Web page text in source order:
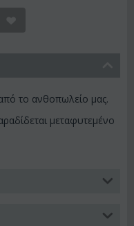
το ανθοπωλείο μας.
μεταφυτεμένο